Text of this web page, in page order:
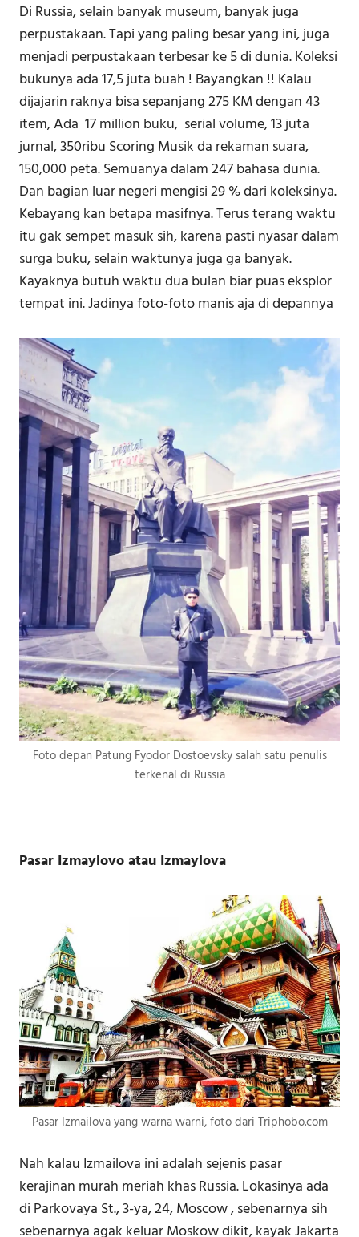
Di Russia, selain banyak museum, banyak juga
perpustakaan. Tapi yang paling besar yang ini, juga
menjadi perpustakaan terbesar ke 5 di dunia. Koleksi
bukunya ada 17,5 juta buah ! Bayangkan !! Kalau
dijajarin raknya bisa sepanjang 275 KM dengan 43
item, Ada 17 million buku, serial volume, 13 juta
jurnal, 350ribu Scoring Musik da rekaman suara,
150,000 peta. Semuanya dalam 247 bahasa dunia.
Dan bagian luar negeri mengisi 29 % dari koleksinya.
Kebayang kan betapa masifnya. Terus terang waktu
itu gak sempet masuk sih, karena pasti nyasar dalam
surga buku, selain waktunya juga ga banyak.
Kayaknya butuh waktu dua bulan biar puas eksplor
tempat ini. Jadinya foto-foto manis aja di depannya
Foto depan Patung Fyodor Dostoevsky salah satu penulis
terkenal di Russia
Pasar Izmaylovo atau Izmaylova
Pasar Izmailova yang warna warni, foto dari Triphobo.com
Nah kalau Izmailova ini adalah sejenis pasar
kerajinan murah meriah khas Russia. Lokasinya ada
di Parkovaya St., 3-ya, 24,Moscow , sebenarnya sih
sebenarnya agak keluar Moskow dikit, kayak Jakarta